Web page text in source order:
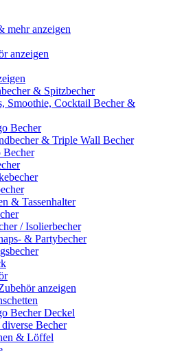
mehr anzeigen
anzeigen
& Spitzbecher
Smoothie, Cocktail Becher &
Becher
& Triple Wall Becher
Becher
& Tassenhalter
/ Isolierbecher
& Partybecher
anzeigen
Becher Deckel
Becher
& Löffel